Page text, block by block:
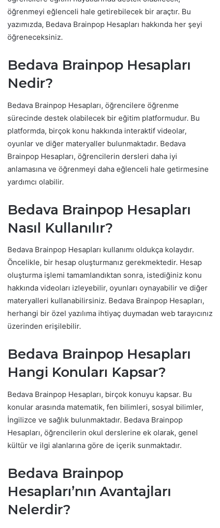
öğrenmeyi eğlenceli hale getirebilecek bir araçtır. Bu
yazımızda, Bedava Brainpop Hesapları hakkında her şeyi
öğreneceksiniz.
Bedava Brainpop Hesapları
Nedir?
Bedava Brainpop Hesapları, öğrencilere öğrenme
sürecinde destek olabilecek bir eğitim platformudur. Bu
platformda, birçok konu hakkında interaktif videolar,
oyunlar ve diğer materyaller bulunmaktadır. Bedava
Brainpop Hesapları, öğrencilerin dersleri daha iyi
anlamasına ve öğrenmeyi daha eğlenceli hale getirmesine
yardımcı olabilir.
Bedava Brainpop Hesapları
Nasıl Kullanılır?
Bedava Brainpop Hesapları kullanımı oldukça kolaydır.
Öncelikle, bir hesap oluşturmanız gerekmektedir. Hesap
oluşturma işlemi tamamlandıktan sonra, istediğiniz konu
hakkında videoları izleyebilir, oyunları oynayabilir ve diğer
materyalleri kullanabilirsiniz. Bedava Brainpop Hesapları,
herhangi bir özel yazılıma ihtiyaç duymadan web tarayıcınız
üzerinden erişilebilir.
Bedava Brainpop Hesapları
Hangi Konuları Kapsar?
Bedava Brainpop Hesapları, birçok konuyu kapsar. Bu
konular arasında matematik, fen bilimleri, sosyal bilimler,
İngilizce ve sağlık bulunmaktadır. Bedava Brainpop
Hesapları, öğrencilerin okul derslerine ek olarak, genel
kültür ve ilgi alanlarına göre de içerik sunmaktadır.
Bedava Brainpop
Hesapları’nın Avantajları
Nelerdir?